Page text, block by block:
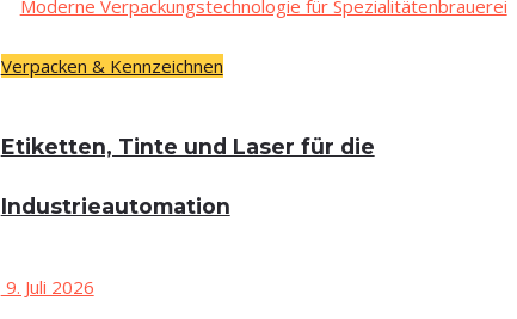
Verpacken & Kennzeichnen
Eti­ket­ten, Tin­te und Laser für die
Industrieautomation
9. Juli 2026